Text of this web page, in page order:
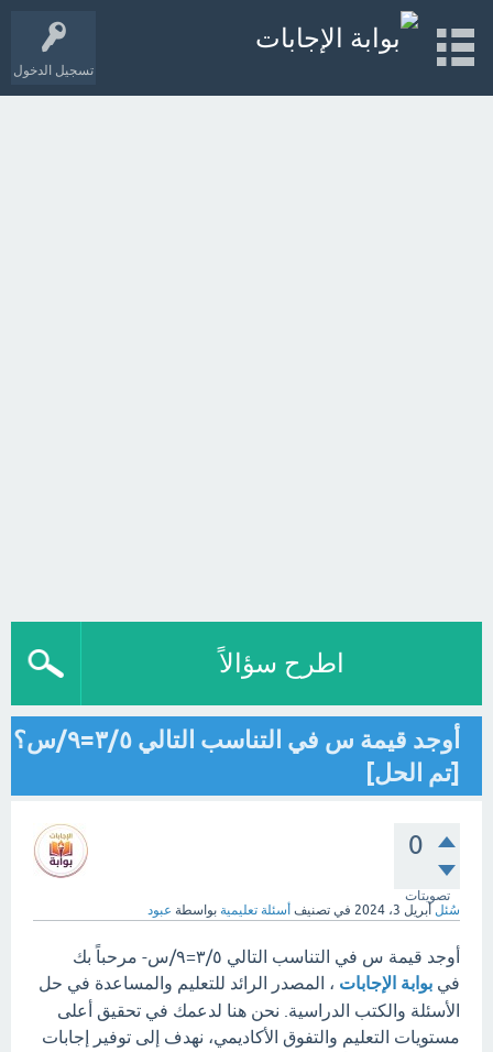
تسجيل الدخول
اطرح سؤالاً
أوجد قيمة س في التناسب التالي ٣/٥=٩/س؟
[تم الحل]
0
تصويتات
سُئل أبريل 3، 2024 في تصنيف أسئلة تعليمية بواسطة عبود
أوجد قيمة س في التناسب التالي ٣/٥=٩/س- مرحباً بك
في بوابة الإجابات ، المصدر الرائد للتعليم والمساعدة في حل
الأسئلة والكتب الدراسية. نحن هنا لدعمك في تحقيق أعلى
مستويات التعليم والتفوق الأكاديمي، نهدف إلى توفير إجابات